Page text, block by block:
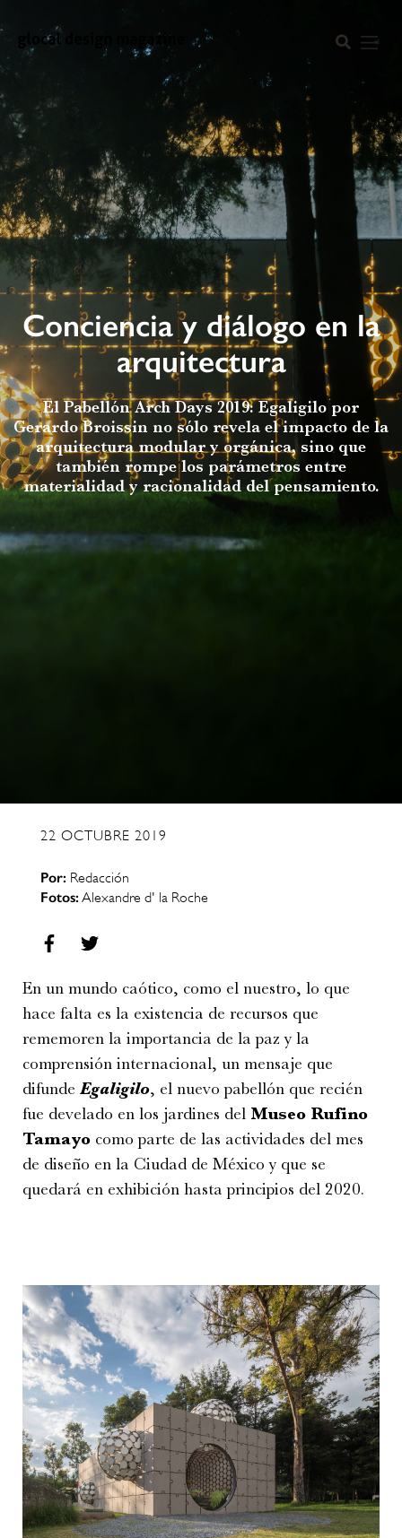
Conciencia y diálogo en la
arquitectura
El Pabellón Arch Days 2019: Egaligilo por
Gerardo Broissin no sólo revela el impacto de la
arquitectura modular y orgánica, sino que
también rompe los parámetros entre
materialidad y racionalidad del pensamiento.
22 OCTUBRE 2019
Por: Redacción
Fotos: Alexandre d' la Roche
En un mundo caótico, como el nuestro, lo que
hace falta es la existencia de recursos que
rememoren la importancia de la paz y la
comprensión internacional, un mensaje que
difunde Egaligilo, el nuevo pabellón que recién
fue develado en los jardines del Museo Rufino
Tamayo como parte de las actividades del mes
de diseño en la Ciudad de México y que se
quedará en exhibición hasta principios del 2020.